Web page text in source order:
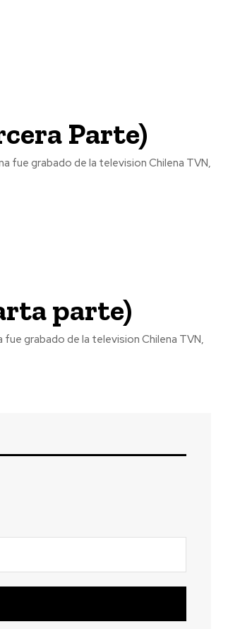
Parte)
fue grabado de la television Chilena TVN,
parte)
fue grabado de la television Chilena TVN,